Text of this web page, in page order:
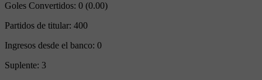
Goles Convertidos: 0 (0.00)
Partidos de titular: 400
Ingresos desde el banco: 0
Suplente: 3